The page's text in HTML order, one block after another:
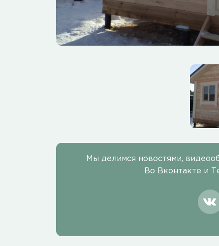
Мы делимся новостями,
Во Вконтакте и